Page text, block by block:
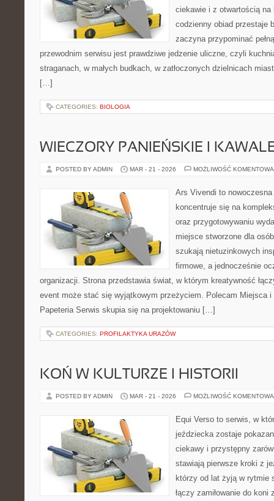
ciekawie i z otwartością
codzienny obiad przestaje
zaczyna przypominać
przewodnim serwisu jest prawdziwe jedzenie uliczne, czyli
straganach, w małych budkach, w zatłoczonych dzielnicach
[…]
CATEGORIES: BIOLOGIA
WIECZORY PANIEŃSKIE I
POSTED BY ADMIN MAR - 21 - 2026 MOŻLIWOŚĆ
Ars Vivendi to
koncentruje się na
oraz przygotowywaniu
miejsce stworzone dla
szukają nietuzinkowych
firmowe, a jednocześnie
organizacji. Strona przedstawia świat, w którym kreatywność
event może stać się wyjątkowym przeżyciem. Polecam Miejsca i
Papeteria Serwis skupia się na projektowaniu […]
CATEGORIES: PROFILAKTYKA URAZÓW
KOŃ W KULTURZE I HISTORII
POSTED BY ADMIN MAR - 21 - 2026 MOŻLIWOŚĆ
Equi Verso to serwis, w
jeździecka zostaje
ciekawy i przystępny
stawiają pierwsze kroki z
którzy od lat żyją w rytmie
łączy zamiłowanie do